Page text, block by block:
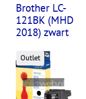
Brother LC-
121BK (MHD
2018) zwart
Outlet